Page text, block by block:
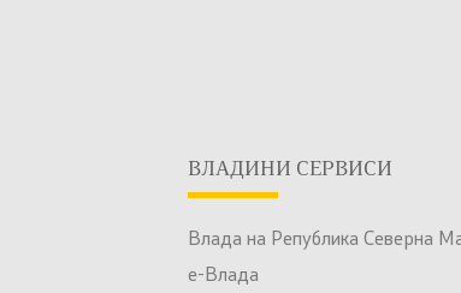
ВЛАДИНИ СЕРВИСИ
Влада на Република Северна
е-Влада